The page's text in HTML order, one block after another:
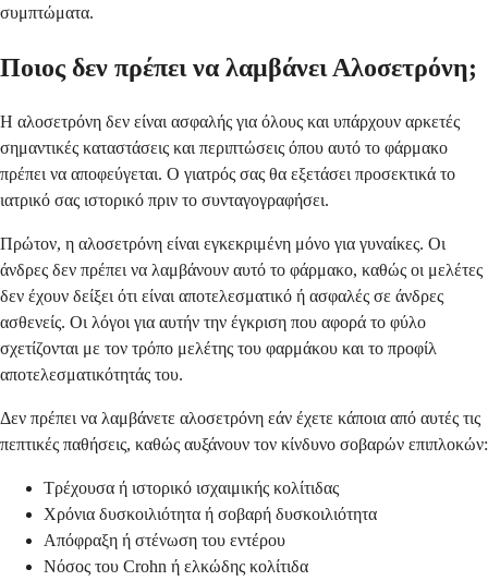
συμπτώματα.
Ποιος δεν πρέπει να λαμβάνει Αλοσετρόνη;
Η αλοσετρόνη δεν είναι ασφαλής για όλους και υπάρχουν αρκετές
σημαντικές καταστάσεις και περιπτώσεις όπου αυτό το φάρμακο
πρέπει να αποφεύγεται. Ο γιατρός σας θα εξετάσει προσεκτικά το
ιατρικό σας ιστορικό πριν το συνταγογραφήσει.
Πρώτον, η αλοσετρόνη είναι εγκεκριμένη μόνο για γυναίκες. Οι
άνδρες δεν πρέπει να λαμβάνουν αυτό το φάρμακο, καθώς οι μελέτες
δεν έχουν δείξει ότι είναι αποτελεσματικό ή ασφαλές σε άνδρες
ασθενείς. Οι λόγοι για αυτήν την έγκριση που αφορά το φύλο
σχετίζονται με τον τρόπο μελέτης του φαρμάκου και το προφίλ
αποτελεσματικότητάς του.
Δεν πρέπει να λαμβάνετε αλοσετρόνη εάν έχετε κάποια από αυτές τις
πεπτικές παθήσεις, καθώς αυξάνουν τον κίνδυνο σοβαρών επιπλοκών:
Τρέχουσα ή ιστορικό ισχαιμικής κολίτιδας
Χρόνια δυσκοιλιότητα ή σοβαρή δυσκοιλιότητα
Απόφραξη ή στένωση του εντέρου
Νόσος του Crohn ή ελκώδης κολίτιδα